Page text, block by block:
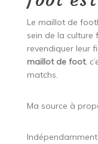
Le maillot de
sein de la culture
revendiquer leur
maillot de foot,
matchs.
Ma source à